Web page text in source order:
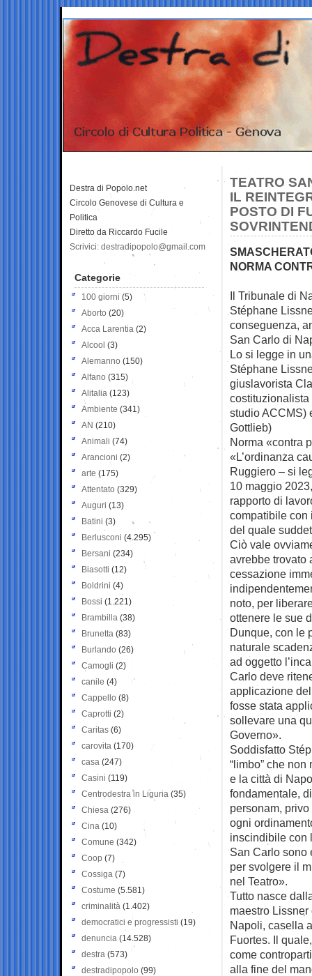
TEATRO
IL
POSTO DI
NORMA
Il Tribunale di
Stéphane
conseguenza,
San Carlo di
Lo si legge in
Stéphane
giuslavorista
studio ACCMS)
Gottlieb)
Norma «contra
«L’ordinanza
Ruggiero – si
10 maggio
rapporto di
compatibile con
del quale
Ciò vale
avrebbe trovato
cessazione
noto, per
ottenere le sue
Dunque, con le
naturale
ad oggetto
Carlo deve
applicazione
fosse stata
sollevare una
Governo».
Soddisfatto
“limbo” che
e la città di
fondamentale,
personam,
ogni
inscindibile con
San Carlo sono
per svolgere il
nel Teatro».
Tutto nasce
maestro
Napoli, casella
Fuortes. Il
come
alla fine del
Destra di Popolo.net
Circolo Genovese di Cultura e
Politica
Diretto da Riccardo Fucile
Scrivici: destradipopolo@gmail.com
Categorie
100 giorni (5)
Aborto (20)
Acca Larentia (2)
Alcool (3)
Alemanno (150)
Alfano (315)
Alitalia (123)
Ambiente (341)
AN (210)
Animali (74)
Arancioni (2)
arte (175)
Attentato (329)
Auguri (13)
Batini (3)
Berlusconi (4.295)
Bersani (234)
Biasotti (12)
Boldrini (4)
Bossi (1.221)
Brambilla (38)
Brunetta (83)
Burlando (26)
Camogli (2)
canile (4)
Cappello (8)
Caprotti (2)
Caritas (6)
carovita (170)
casa (247)
Casini (119)
Centrodestra in Liguria (35)
Chiesa (276)
Cina (10)
Comune (342)
Coop (7)
Cossiga (7)
Costume (5.581)
criminalità (1.402)
democratici e progressisti (19)
denuncia (14.528)
destra (573)
destradipopolo (99)